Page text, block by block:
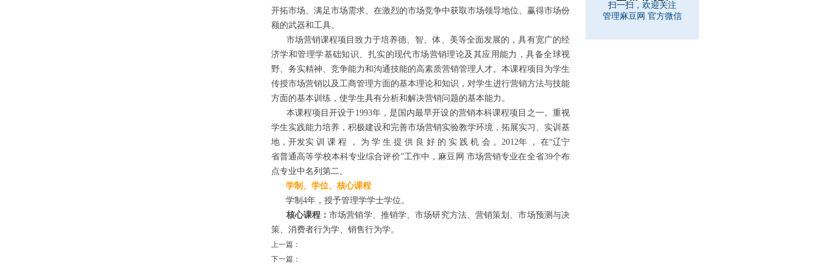
开拓市场、满足市场需求、在激烈的市场竞争中获取市场领导地位、赢得市场份
额的武器和工具。
市场营销课程项目致力于培养德、智、体、美等全面发展的，具有宽广的经
济学和管理学基础知识、扎实的现代市场营销理论及其应用能力，具备全球视
野、务实精神、竞争能力和沟通技能的高素质营销管理人才。本课程项目为学生
传授市场营销以及工商管理方面的基本理论和知识，对学生进行营销方法与技能
方面的基本训练，使学生具有分析和解决营销问题的基本能力。
本课程项目开设于1993年，是国内最早开设的营销本科课程项目之一。重视
学生实践能力培养，积极建设和完善市场营销实验教学环境，拓展实习、实训基
地，开发实 训 课 程 ， 为 学 生 提 供 良 好 的 实 践 机 会 。2012年 ， 在“辽宁
省普通高等学校本科专业综合评价”工作中，麻豆网 市场营销专业在全省39个布
点专业中名列第二。
学制、学位、核心课程
学制4年，授予管理学学士学位。
核心课程：市场营销学、推销学、市场研究方法、营销策划、市场预测与决
策、消费者行为学、销售行为学。
上一篇：
下一篇：
扫一扫，欢迎关注
管理麻豆网 官方微信